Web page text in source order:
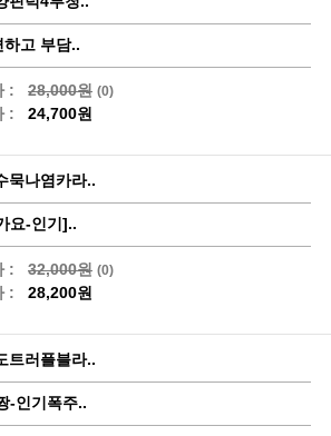
하고 부담..
: 28,000원 (0)
: 24,700원
묵나염카라..
요-인기]..
: 32,000원 (0)
: 28,200원
트러플블라..
-인기폭주..